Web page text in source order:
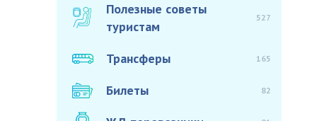
Полезные советы
туристам
527
Трансферы 165
Билеты 82